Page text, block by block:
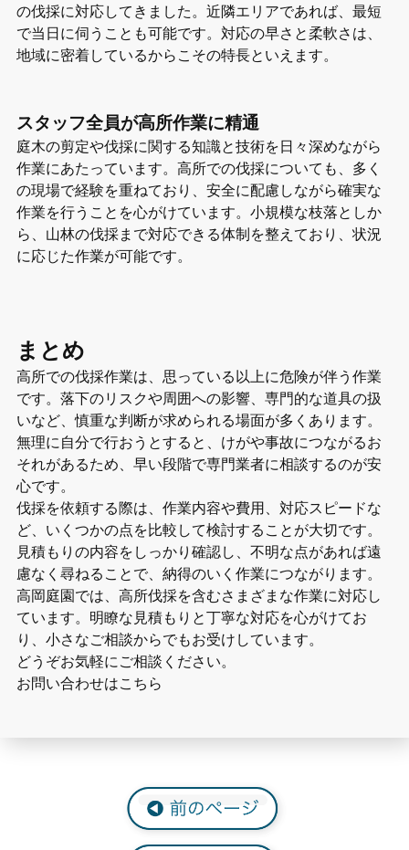
の伐採に対応してきました。近隣エリアであれば、最短
で当日に伺うことも可能です。対応の早さと柔軟さは、
地域に密着しているからこその特長といえます。
スタッフ全員が高所作業に精通
庭木の剪定や伐採に関する知識と技術を日々深めながら
作業にあたっています。高所での伐採についても、多く
の現場で経験を重ねており、安全に配慮しながら確実な
作業を行うことを心がけています。小規模な枝落としか
ら、山林の伐採まで対応できる体制を整えており、状況
に応じた作業が可能です。
まとめ
高所での伐採作業は、思っている以上に危険が伴う作業
です。落下のリスクや周囲への影響、専門的な道具の扱
いなど、慎重な判断が求められる場面が多くあります。
無理に自分で行おうとすると、けがや事故につながるお
それがあるため、早い段階で専門業者に相談するのが安
心です。
伐採を依頼する際は、作業内容や費用、対応スピードな
ど、いくつかの点を比較して検討することが大切です。
見積もりの内容をしっかり確認し、不明な点があれば遠
慮なく尋ねることで、納得のいく作業につながります。
高岡庭園では、高所伐採を含むさまざまな作業に対応し
ています。明瞭な見積もりと丁寧な対応を心がけてお
り、小さなご相談からでもお受けしています。
どうぞお気軽にご相談ください。
お問い合わせはこちら